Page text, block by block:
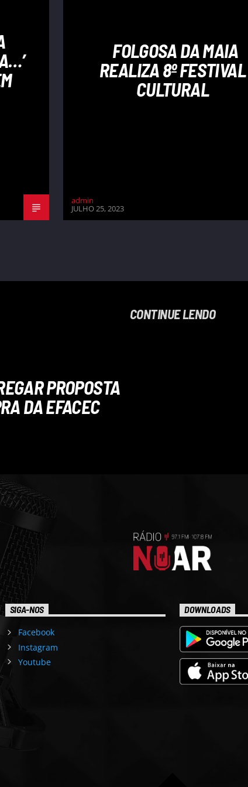
FOLGOSA DA MAIA
REALIZA 8º FESTIVAL
CULTURAL
admin
JULHO 25, 2023
CONTINUE LENDO
PROPOSTA
DA EFACEC
SIGA-NOS
Facebook
Instagram
Youtube
DOWNLOADS